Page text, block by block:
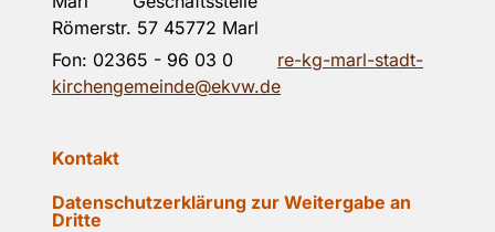
Römerstr. 57 45772 Marl
Fon: 02365 - 96 03 0
re-kg-marl-stadt-
kirchengemeinde@ekvw.de
Kontakt
Datenschutzerklärung zur Weitergabe an
Dritte